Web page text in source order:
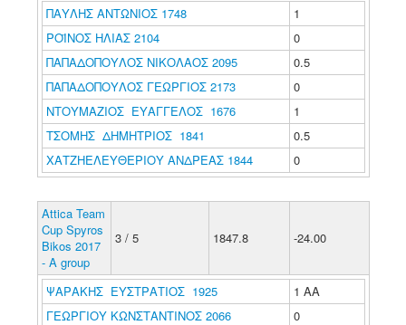
ΠΑΥΛΗΣ ΑΝΤΩΝΙΟΣ 1748
1
ΡΟΪΝΟΣ ΗΛΙΑΣ 2104
0
ΠΑΠΑΔΟΠΟΥΛΟΣ ΝΙΚΟΛΑΟΣ 2095
0.5
ΠΑΠΑΔΟΠΟΥΛΟΣ ΓΕΩΡΓΙΟΣ 2173
0
ΝΤΟΥΜΑΖΙΟΣ ΕΥΑΓΓΕΛΟΣ 1676
1
ΤΣΟΜΗΣ ΔΗΜΗΤΡΙΟΣ 1841
0.5
ΧΑΤΖΗΕΛΕΥΘΕΡΙΟΥ ΑΝΔΡΕΑΣ 1844
0
Attica Team
Cup Spyros
Bikos 2017
- A group
3 / 5 1847.8 -24.00
ΨΑΡΑΚΗΣ ΕΥΣΤΡΑΤΙΟΣ 1925
1 ΑΑ
ΓΕΩΡΓΙΟΥ ΚΩΝΣΤΑΝΤΙΝΟΣ 2066
0